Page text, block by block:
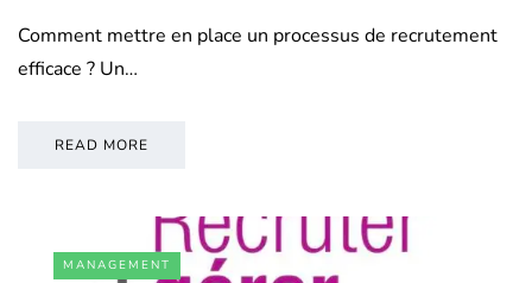
Comment mettre en place un processus de recrutement
efficace ? Un…
READ MORE
MANAGEMENT